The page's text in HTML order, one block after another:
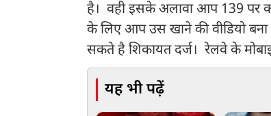
है। वही इसके अलावा आप 139 पर
के लिए आप उस खाने की वीडियो
सकते है शिकायत दर्ज। रेलवे के
यह भी पढ़ें